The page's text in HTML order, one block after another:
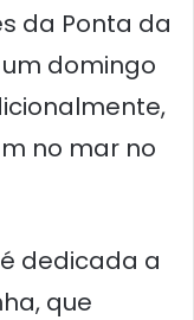
da Ponta da
domingo
no mar no
dedicada a
que